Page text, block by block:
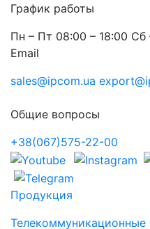
График работы
Пн – Пт 08:00 – 18:00 Сб
Email
sales@ipcom.ua
Общие вопросы
+38(067)575-22-00
Продукция